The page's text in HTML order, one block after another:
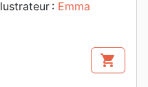
: Emma
shopping_cart